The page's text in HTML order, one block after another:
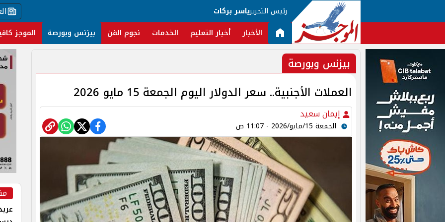
رئيس التحريرياسر بركات
الأخبار أخبار التعليم الخدمات نجوم الفن بيزنس وبورصة الموجز
بيزنس وبورصة
العملات الأجنبية.. سعر الدولار اليوم الجمعة 15 مايو 2026
إيمان سعيد
الجمعة 15/مايو/2026 - 11:07 ص